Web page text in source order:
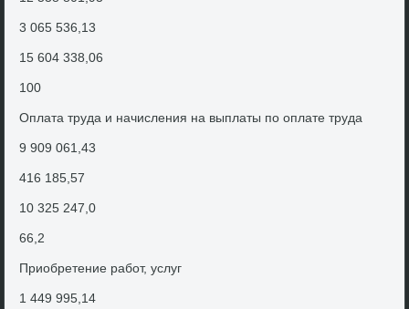
3 065 536,13
15 604 338,06
100
Оплата труда и начисления на выплаты по оплате труда
9 909 061,43
416 185,57
10 325 247,0
66,2
Приобретение работ, услуг
1 449 995,14